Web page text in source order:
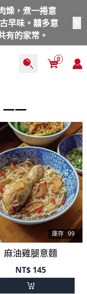
燥，煮一捲意
早味。囍多意
有的家常。
Cart
0
——
庫存 99
麻油雞腿意麵
NT$145